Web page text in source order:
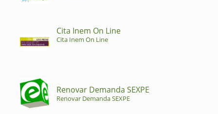
Cita Inem On Line
Cita Inem On Line
Renovar Demanda SEXPE
Renovar Demanda SEXPE